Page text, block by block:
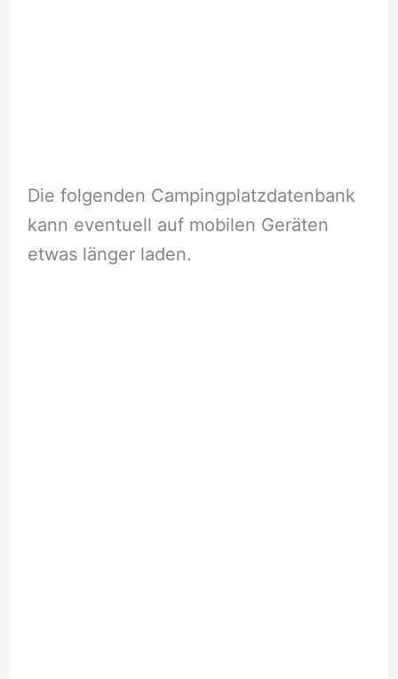
Die folgenden Campingplatzdatenbank
kann eventuell auf mobilen Geräten
etwas länger laden.